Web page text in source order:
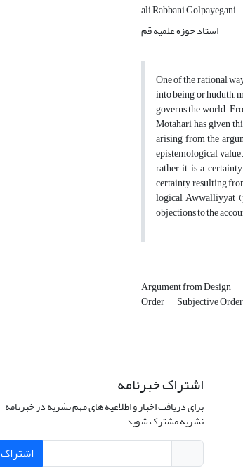
ali Rabbani Golpayegani
استاد حوزه علمیه قم
One of the rational
into being or huduth,
governs the world.
Motahari has given
arising from the
epistemological
rather it is a
certainty resulting
logical Awwalliyyat
objections to the
Argument from Design
Order Subjective Order
اشتراک خبرنامه
برای دریافت اخبار و اطلاعیه های مهم نشریه در خبرنامه
نشریه مشترک شوید.
اشتراک